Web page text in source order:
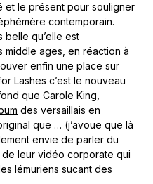
et le présent pour souligner
contemporain.
belle qu’elle est
middle ages, en réaction à
enfin une place sur
Lashes c’est le nouveau
que Carole King,
des versaillais en
que … (j’avoue que là
envie de parler du
leur vidéo corporate qui
lémuriens sucant des